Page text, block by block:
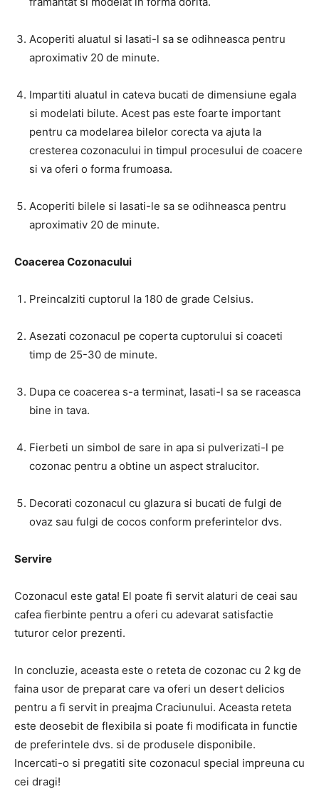
Acoperiti aluatul si lasati-l sa se odihneasca pentru
aproximativ 20 de minute.
Impartiti aluatul in cateva bucati de dimensiune egala
si modelati bilute. Acest pas este foarte important
pentru ca modelarea bilelor corecta va ajuta la
cresterea cozonacului in timpul procesului de coacere
si va oferi o forma frumoasa.
Acoperiti bilele si lasati-le sa se odihneasca pentru
aproximativ 20 de minute.
Coacerea Cozonacului
Preincalziti cuptorul la 180 de grade Celsius.
Asezati cozonacul pe coperta cuptorului si coaceti
timp de 25-30 de minute.
Dupa ce coacerea s-a terminat, lasati-l sa se raceasca
bine in tava.
Fierbeti un simbol de sare in apa si pulverizati-l pe
cozonac pentru a obtine un aspect stralucitor.
Decorati cozonacul cu glazura si bucati de fulgi de
ovaz sau fulgi de cocos conform preferintelor dvs.
Servire
Cozonacul este gata! El poate fi servit alaturi de ceai sau
cafea fierbinte pentru a oferi cu adevarat satisfactie
tuturor celor prezenti.
In concluzie, aceasta este o reteta de cozonac cu 2 kg de
faina usor de preparat care va oferi un desert delicios
pentru a fi servit in preajma Craciunului. Aceasta reteta
este deosebit de flexibila si poate fi modificata in functie
de preferintele dvs. si de produsele disponibile.
Incercati-o si pregatiti site cozonacul special impreuna cu
cei dragi!